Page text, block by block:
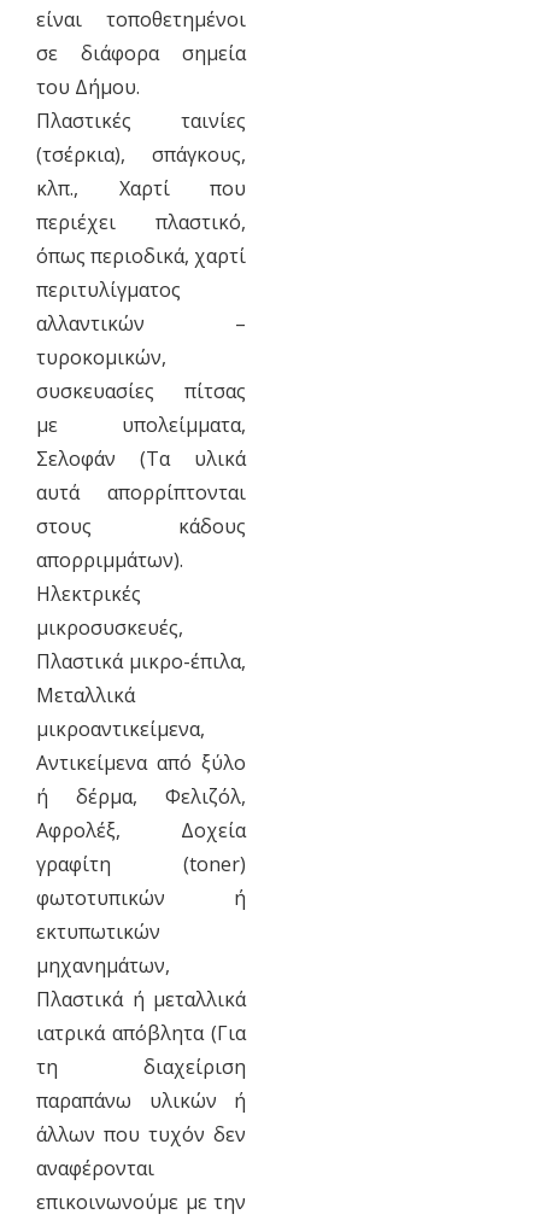
είναι τοποθετημένοι
σε διάφορα σημεία
του Δήμου.
Πλαστικές ταινίες
(τσέρκια), σπάγκους,
κλπ., Χαρτί που
περιέχει πλαστικό,
όπως περιοδικά, χαρτί
περιτυλίγματος
αλλαντικών –
τυροκομικών,
συσκευασίες πίτσας
με υπολείμματα,
Σελοφάν (Τα υλικά
αυτά απορρίπτονται
στους κάδους
απορριμμάτων).
Ηλεκτρικές
μικροσυσκευές,
Πλαστικά μικρο-έπιλα,
Μεταλλικά
μικροαντικείμενα,
Αντικείμενα από ξύλο
ή δέρμα, Φελιζόλ,
Αφρολέξ, Δοχεία
γραφίτη (toner)
φωτοτυπικών ή
εκτυπωτικών
μηχανημάτων,
Πλαστικά ή μεταλλικά
ιατρικά απόβλητα (Για
τη διαχείριση
παραπάνω υλικών ή
άλλων που τυχόν δεν
αναφέρονται
επικοινωνούμε με την